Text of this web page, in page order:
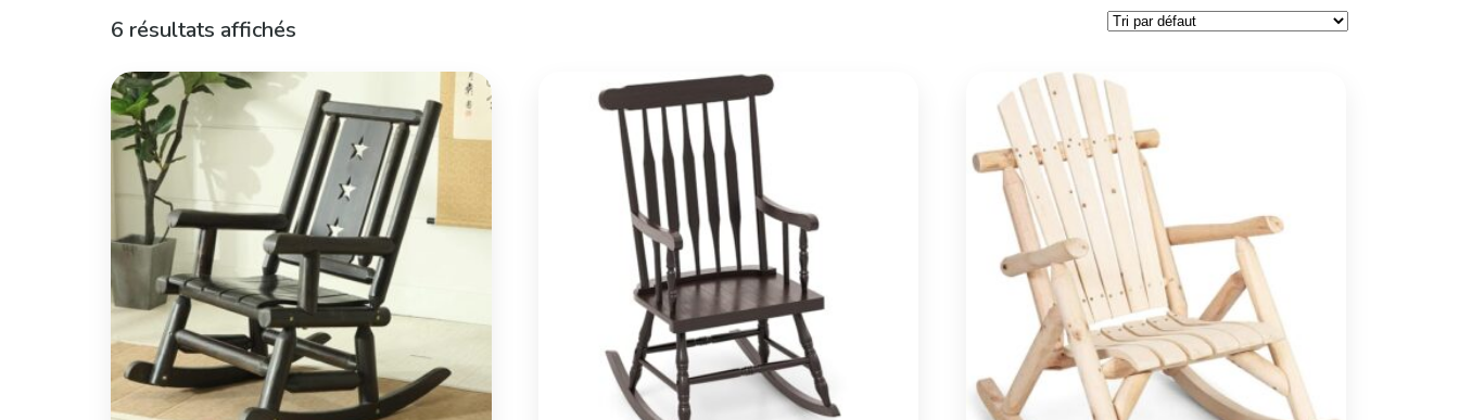
6 résultats affichés